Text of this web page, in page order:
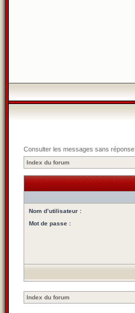
Consulter les messages sans réponse
Index du forum
Nom d’utilisateur :
Mot de passe :
Index du forum